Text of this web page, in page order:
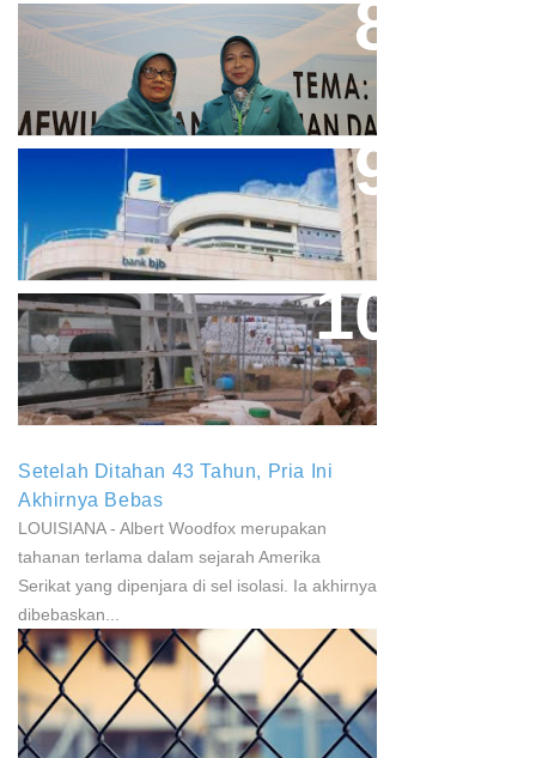
Perpres No.99/2017 Bisa Jadi
Acuan Semangat Pengabdian
Aher Minta Pemerintah Pusat
Masukan Kembali BJB Sebagai
Penyalur KUR
Paparan Pestisida Sebabkan
Parkinson Dan Kanker
Setelah Ditahan 43 Tahun, Pria Ini
Akhirnya Bebas
LOUISIANA - Albert Woodfox merupakan
tahanan terlama dalam sejarah Amerika
Serikat yang dipenjara di sel isolasi. Ia akhirnya
dibebaskan...